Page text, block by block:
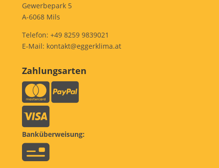
Gewerbepark 5
A-6068 Mils
Telefon: +49 8259 9839021
E-Mail: kontakt@eggerklima.at
Zahlungsarten
Banküberweisung: